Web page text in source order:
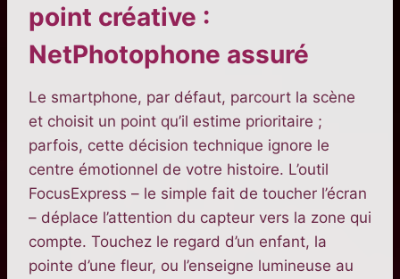
point créative :
NetPhotophone assuré
Le smartphone, par défaut, parcourt la scène
et choisit un point qu’il estime prioritaire ;
parfois, cette décision technique ignore le
centre émotionnel de votre histoire. L’outil
FocusExpress – le simple fait de toucher l’écran
– déplace l’attention du capteur vers la zone qui
compte. Touchez le regard d’un enfant, la
pointe d’une fleur, ou l’enseigne lumineuse au